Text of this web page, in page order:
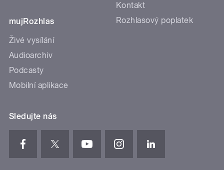
mujRozhlas
Živé vysílání
Audioarchiv
Podcasty
Mobilní aplikace
Kontakt
Rozhlasový poplatek
Sledujte nás